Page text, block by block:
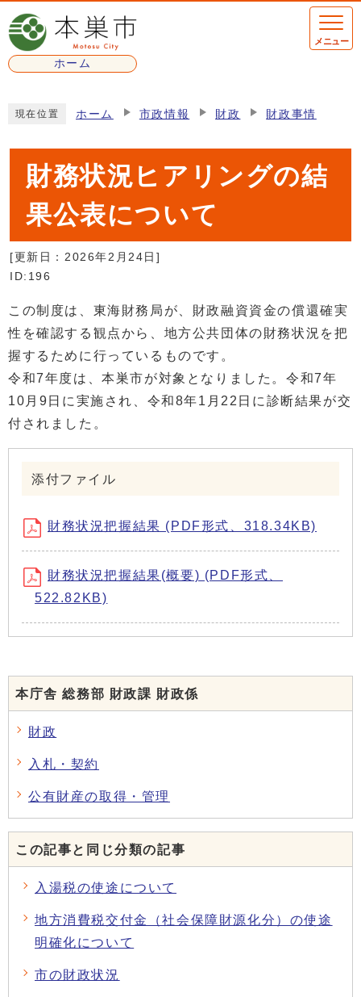
ページの先頭です
ホーム
メニュー
現在位置 ホーム 市政情報 財政 財政事情
財務状況ヒアリングの結
果公表について
[更新日： 2026年2月24日 ]
ID:196
この制度は、東海財務局が、財政融資資金の償還確実
性を確認する観点から、地方公共団体の財務状況を把
握するために行っているものです。
令和7年度は、本巣市が対象となりました。令和7年
10月9日に実施され、令和8年1月22日に診断結果が交
付されました。
添付ファイル
財務状況把握結果 (PDF形式、318.34KB)
財務状況把握結果(概要) (PDF形式、
522.82KB)
本庁舎 総務部 財政課 財政係
財政
入札・契約
公有財産の取得・管理
この記事と同じ分類の記事
入湯税の使途について
地方消費税交付金（社会保障財源化分）の使途
明確化について
市の財政状況